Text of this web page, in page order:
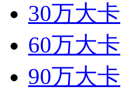
30万大卡
60万大卡
90万大卡